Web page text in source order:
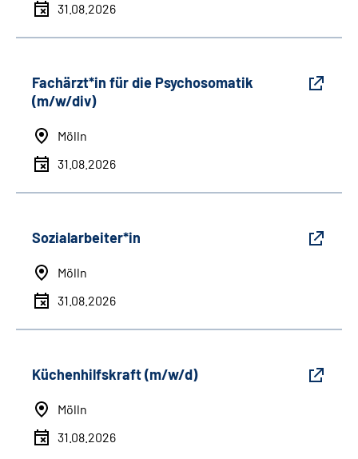
31.08.2026
Fachärzt*in für die Psychosomatik
(m/w/div)
Mölln
31.08.2026
Sozialarbeiter*in
Mölln
31.08.2026
Küchenhilfskraft (m/w/d)
Mölln
31.08.2026